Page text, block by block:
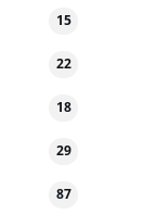
15
22
18
29
87